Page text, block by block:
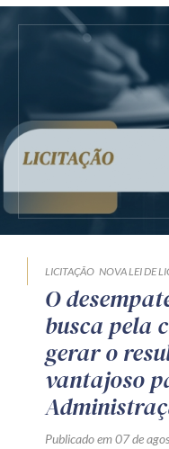
LICITAÇÃO NOVA LEI DE
O
busca pela
gerar o
vantajoso
Publicado em 07 de